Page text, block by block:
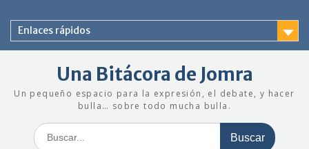
contenido
Enlaces rápidos
Una Bitácora de Jomra
Un pequeño espacio para la expresión, el debate, y hacer
bulla… sobre todo mucha bulla.
Buscar: